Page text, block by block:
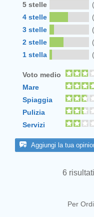
5 stelle
4 stelle
3 stelle
2 stelle
1 stella
Voto medio
Mare
Spiaggia
Pulizia
Servizi
Aggiungi la tua
6
Per